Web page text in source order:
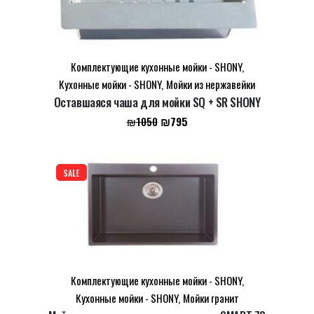
Комплектующие кухонные мойки - SHONY,
Кухонные мойки - SHONY, Мойки из нержавейки
Оставшаяся чаша для мойки SQ + SR SHONY
₪1050 Первоначальная
₪1050.
₪795Текущая
SALE
Комплектующие кухонные мойки - SHONY,
Кухонные мойки - SHONY, Мойки гранит